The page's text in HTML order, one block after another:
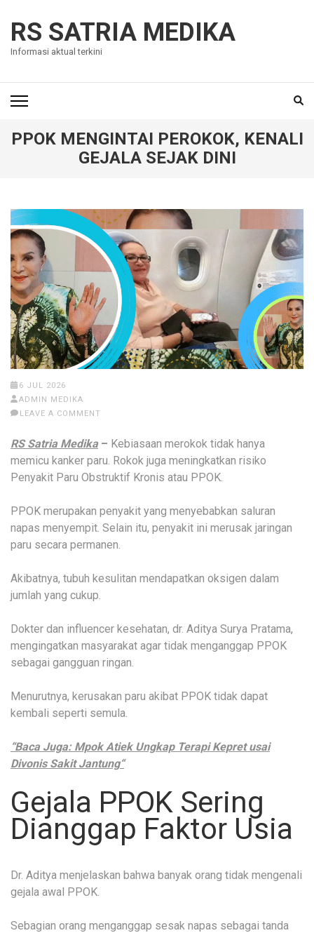
content
(Press
RS SATRIA MEDIKA
Informasi aktual terkini
PPOK MENGINTAI PEROKOK, KENALI
GEJALA SEJAK DINI
6 JUL 2026
ADMIN MEDIKA
LEAVE A COMMENT
RS Satria Medika – Kebiasaan merokok tidak hanya
memicu kanker paru. Rokok juga meningkatkan risiko
Penyakit Paru Obstruktif Kronis atau PPOK.
PPOK merupakan penyakit yang menyebabkan saluran
napas menyempit. Selain itu, penyakit ini merusak jaringan
paru secara permanen.
Akibatnya, tubuh kesulitan mendapatkan oksigen dalam
jumlah yang cukup.
Dokter dan influencer kesehatan, dr. Aditya Surya Pratama,
mengingatkan masyarakat agar tidak menganggap PPOK
sebagai gangguan ringan.
Menurutnya, kerusakan paru akibat PPOK tidak dapat
kembali seperti semula.
“Baca Juga: Mpok Atiek Ungkap Terapi Kepret usai
Divonis Sakit Jantung“
Gejala PPOK Sering
Dianggap Faktor Usia
Dr. Aditya menjelaskan bahwa banyak orang tidak mengenali
gejala awal PPOK.
Sebagian orang menganggap sesak napas sebagai tanda